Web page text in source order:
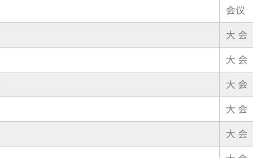
会议
大 会
大 会
大 会
大 会
大 会